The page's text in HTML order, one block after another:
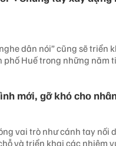
dân nói” cũng sẽ triển
Huế trong những năm
mới, gỡ khó cho
vai trò như cánh tay nối
và triển khai các nhiệm